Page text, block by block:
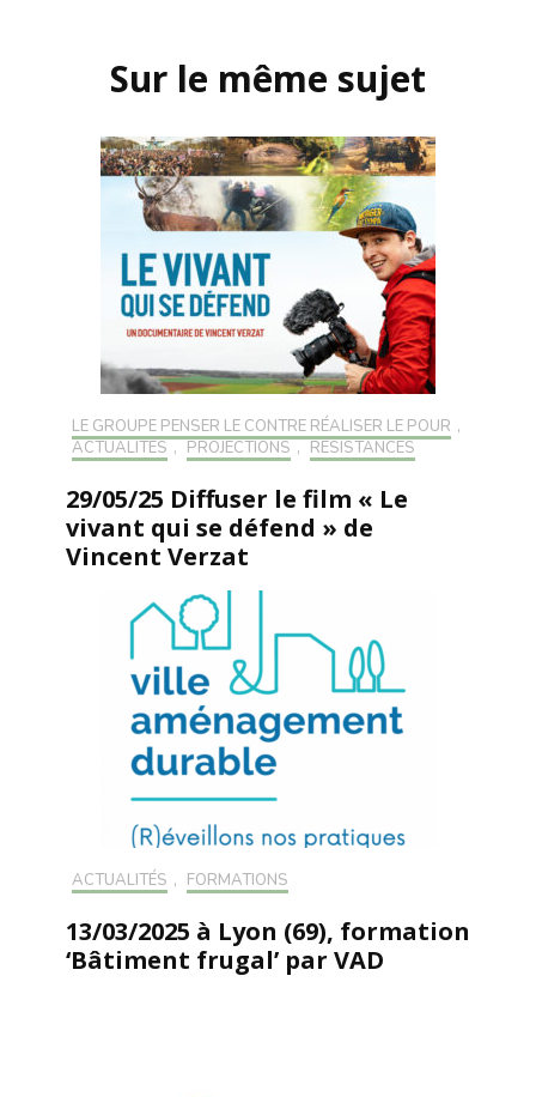
Sur le même sujet
LE GROUPE PENSER LE CONTRE RÉALISER LE POUR ,
ACTUALITÉS , PROJECTIONS , RÉSISTANCES
29/05/25 Diffuser le film « Le
vivant qui se défend » de
Vincent Verzat
ACTUALITÉS , FORMATIONS
13/03/2025 à Lyon (69), formation
‘Bâtiment frugal’ par VAD